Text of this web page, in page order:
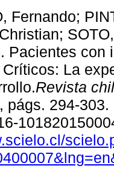
Fernando;
Pacientes con
La
Revista
págs. 294-